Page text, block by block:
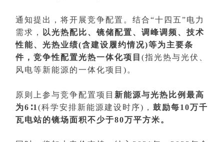
通知提出，将开展竞争配置。结合“十四五”电力
需求，
以光热配比、镜储配置、调峰调频、技术
性能、光热业绩(含建设履约情况)等为主要条
件，竞争性配置光热一体化项目 (指光热与光伏、
风电等新能源的一体化项目)。
原则上参与竞争配置项目 新能源与光热比例最高
为6∶1 (科学安排新能源建设时序)， 鼓励每10万千
瓦电站的镜场面积不少于80万平方米。